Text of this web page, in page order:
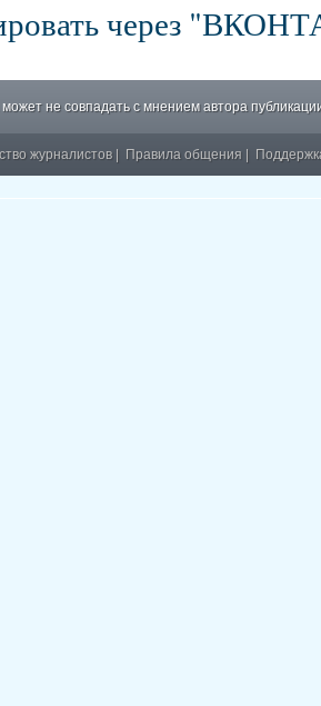
через
не совпадать с мнением автора
журналистов Правила общения